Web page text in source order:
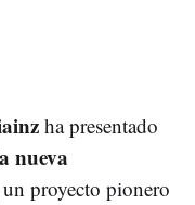
ha presentado
nueva
proyecto pionero